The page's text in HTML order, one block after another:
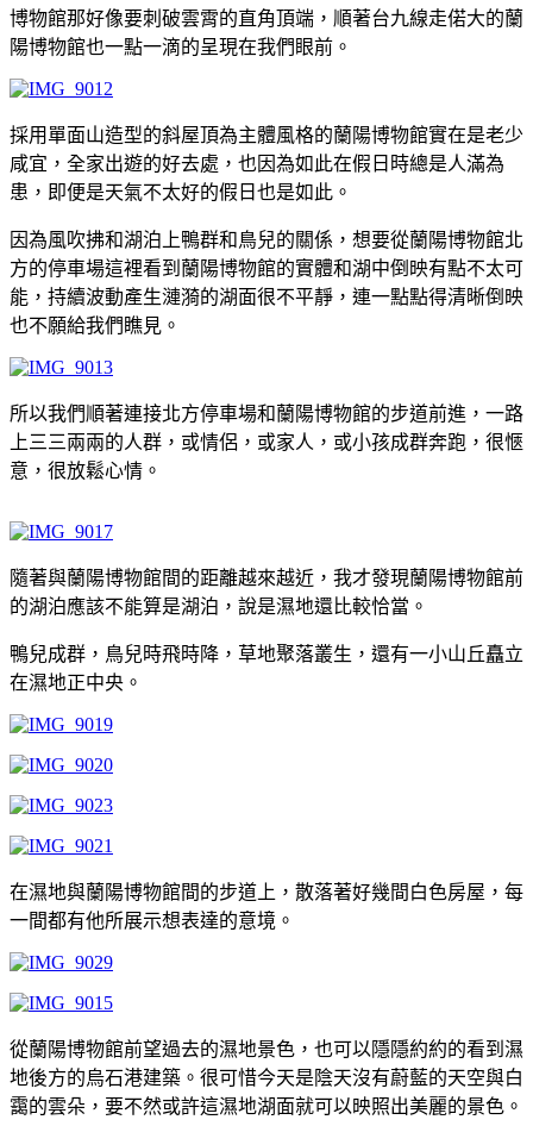
博物館那好像要刺破雲霄的直角頂端，順著台九線走偌大的蘭
陽博物館也一點一滴的呈現在我們眼前。
採用單面山造型的斜屋頂為主體風格的蘭陽博物館實在是老少
咸宜，全家出遊的好去處，也因為如此在假日時總是人滿為
患，即便是天氣不太好的假日也是如此。
因為風吹拂和湖泊上鴨群和鳥兒的關係，想要從蘭陽博物館北
方的停車場這裡看到蘭陽博物館的實體和湖中倒映有點不太可
能，持續波動產生漣漪的湖面很不平靜，連一點點得清晰倒映
也不願給我們瞧見。
所以我們順著連接北方停車場和蘭陽博物館的步道前進，一路
上三三兩兩的人群，或情侶，或家人，或小孩成群奔跑，很愜
意，很放鬆心情。
隨著與蘭陽博物館間的距離越來越近，我才發現蘭陽博物館前
的湖泊應該不能算是湖泊，說是濕地還比較恰當。
鴨兒成群，鳥兒時飛時降，草地聚落叢生，還有一小山丘矗立
在濕地正中央。
在濕地與蘭陽博物館間的步道上，散落著好幾間白色房屋，每
一間都有他所展示想表達的意境。
從蘭陽博物館前望過去的濕地景色，也可以隱隱約約的看到濕
地後方的烏石港建築。很可惜今天是陰天沒有蔚藍的天空與白
靄的雲朵，要不然或許這濕地湖面就可以映照出美麗的景色。